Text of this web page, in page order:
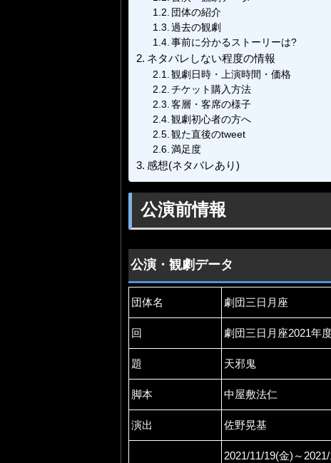
団体の紹介
過去の観劇
事前に分かるストーリーは?
ネタバレしない程度の情報
観劇日時・上演時間・価格
チケット購入方法
客層・客席の様子
観劇初心者の方へ
観た直後のtweet
満足度
感想(ネタバレあり)
公演前情報
公演・観劇データ
団体名 劇団三日月座
回 劇団三日月座2021年
題 天邪鬼
脚本 中屋敷法仁
演出 佐野晃基
2021/11/19(金)～